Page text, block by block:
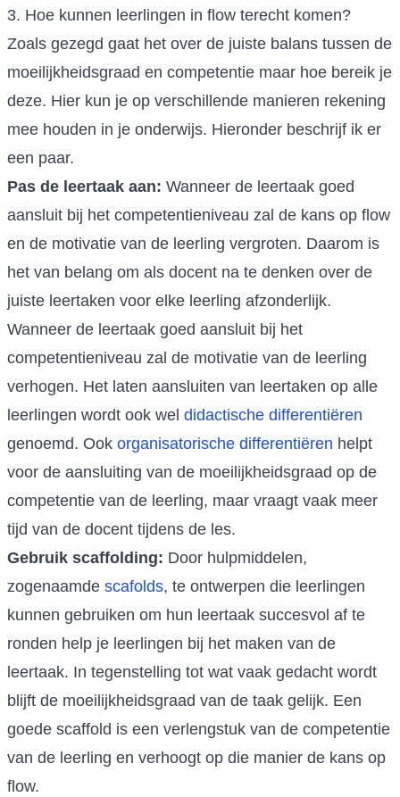
3. Hoe kunnen leerlingen in flow terecht komen?
Zoals gezegd gaat het over de juiste balans tussen de
moeilijkheidsgraad en competentie maar hoe bereik je
deze. Hier kun je op verschillende manieren rekening
mee houden in je onderwijs. Hieronder beschrijf ik er
een paar.
Pas de leertaak aan: Wanneer de leertaak goed
aansluit bij het competentieniveau zal de kans op flow
en de motivatie van de leerling vergroten. Daarom is
het van belang om als docent na te denken over de
juiste leertaken voor elke leerling afzonderlijk.
Wanneer de leertaak goed aansluit bij het
competentieniveau zal de motivatie van de leerling
verhogen. Het laten aansluiten van leertaken op alle
leerlingen wordt ook wel didactische differentiëren
genoemd. Ook organisatorische differentiëren helpt
voor de aansluiting van de moeilijkheidsgraad op de
competentie van de leerling, maar vraagt vaak meer
tijd van de docent tijdens de les.
Gebruik scaffolding: Door hulpmiddelen,
zogenaamde scafolds, te ontwerpen die leerlingen
kunnen gebruiken om hun leertaak succesvol af te
ronden help je leerlingen bij het maken van de
leertaak. In tegenstelling tot wat vaak gedacht wordt
blijft de moeilijkheidsgraad van de taak gelijk. Een
goede scaffold is een verlengstuk van de competentie
van de leerling en verhoogt op die manier de kans op
flow.